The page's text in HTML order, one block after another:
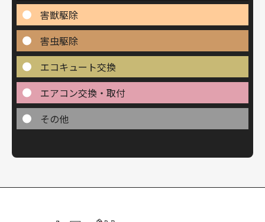
害獣駆除
害虫駆除
エコキュート交換
エアコン交換・取付
その他